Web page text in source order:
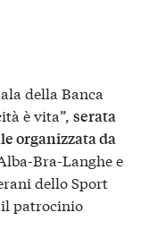
della Banca
è vita”, serata
organizzata da
Bra-Langhe e
dello Sport
il patrocinio